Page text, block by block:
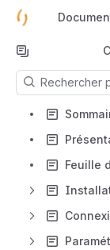
Les résultats se
Feuille